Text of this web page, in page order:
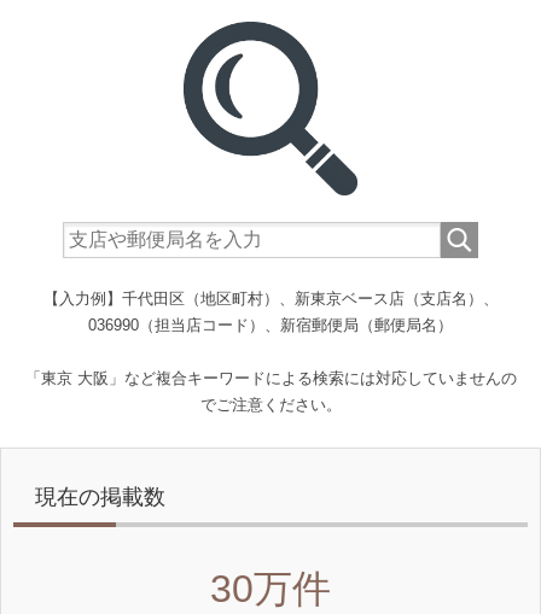
【入力例】千代田区（地区町村）、新東京ベース店（支店名）、
036990（担当店コード）、新宿郵便局（郵便局名）
「東京 大阪」など複合キーワードによる検索には対応していませんの
でご注意ください。
現在の掲載数
30万件